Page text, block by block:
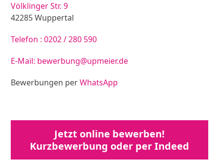
Völklinger Str. 9
42285 Wuppertal
Telefon : 0202 / 280 590
E-Mail: bewerbung@upmeier.de
Bewerbungen perWhatsApp
Jetzt online bewerben!
Kurzbewerbung oder per Indeed